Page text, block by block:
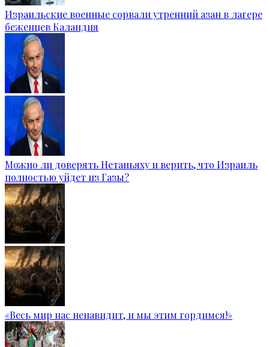
Израильские военные сорвали утренний азан в лагере
беженцев Каландия
Можно ли доверять Нетаньяху и верить, что Израиль
полностью уйдет из Газы?
«Весь мир нас ненавидит, и мы этим гордимся!»